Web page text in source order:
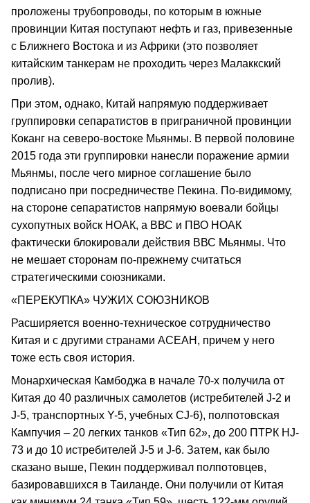
проложены трубопроводы, по которым в южные
провинции Китая поступают нефть и газ, привезенные
с Ближнего Востока и из Африки (это позволяет
китайским танкерам не проходить через Малаккский
пролив).
При этом, однако, Китай напрямую поддерживает
группировки сепаратистов в приграничной провинции
Коканг на северо-востоке Мьянмы. В первой половине
2015 года эти группировки нанесли поражение армии
Мьянмы, после чего мирное соглашение было
подписано при посредничестве Пекина. По-видимому,
на стороне сепаратистов напрямую воевали бойцы
сухопутных войск НОАК, а ВВС и ПВО НОАК
фактически блокировали действия ВВС Мьянмы. Что
не мешает сторонам по-прежнему считаться
стратегическими союзниками.
«ПЕРЕКУПКА» ЧУЖИХ СОЮЗНИКОВ
Расширяется военно-техническое сотрудничество
Китая и с другими странами АСЕАН, причем у него
тоже есть своя история.
Монархическая Камбоджа в начале 70-х получила от
Китая до 40 различных самолетов (истребителей J-2 и
J-5, транспортных Y-5, учебных CJ-6), полпотовская
Кампучия – 20 легких танков «Тип 62», до 200 ПТРК НJ-
73 и до 10 истребителей J-5 и J-6. Затем, как было
сказано выше, Пекин поддерживал полпотовцев,
базировавшихся в Таиланде. Они получили от Китая